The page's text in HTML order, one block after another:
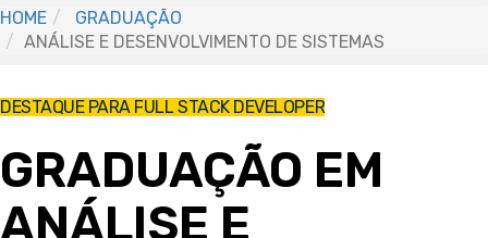
HOME
GRADUAÇÃO
ANÁLISE E DESENVOLVIMENTO DE SISTEMAS
DESTAQUE PARA FULL STACK DEVELOPER
GRADUAÇÃO EM
ANÁLISE E